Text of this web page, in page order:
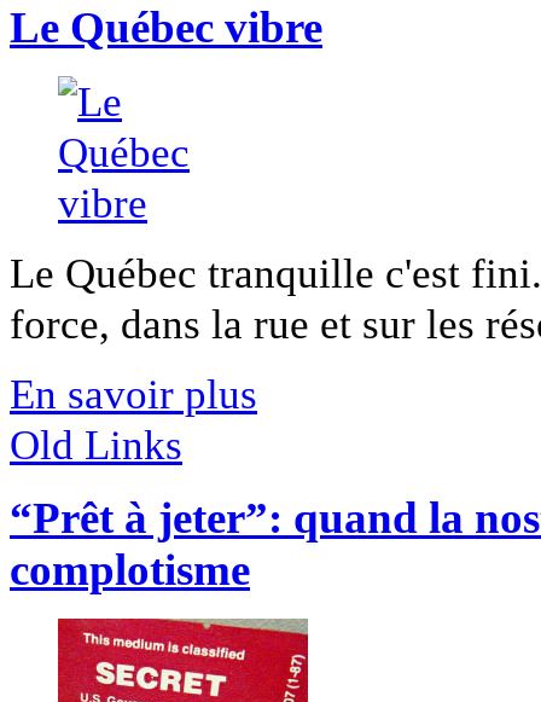
Le Québec vibre
Le Québec tranquille c'est
force, dans la rue et sur les
En savoir plus
Old Links
“Prêt à jeter”: quand la
complotisme